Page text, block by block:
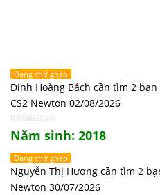
Đang chờ ghép
Đinh Hoàng Bách cần tìm 2 bạn
CS2 Newton 02/08/2026
03/08/2026
Năm sinh: 2018
Đang chờ ghép
Nguyễn Thị Hương cần tìm 2
Newton 30/07/2026